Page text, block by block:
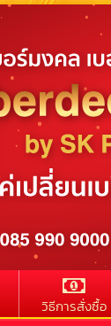
วิธีการสั่งซื้อ